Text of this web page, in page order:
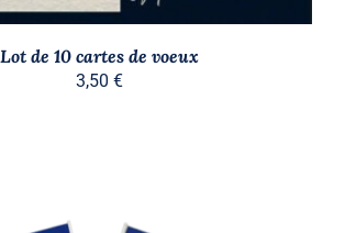
Lot de 10 cartes de voeux
3,50 €